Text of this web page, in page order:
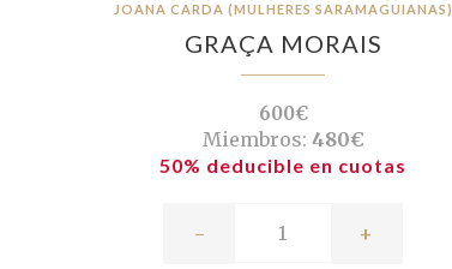
JOANA CARDA (MULHERES SARAMAGUIANAS)
GRAÇA MORAIS
600€
Miembros: 480€
50% deducible en cuotas
- +